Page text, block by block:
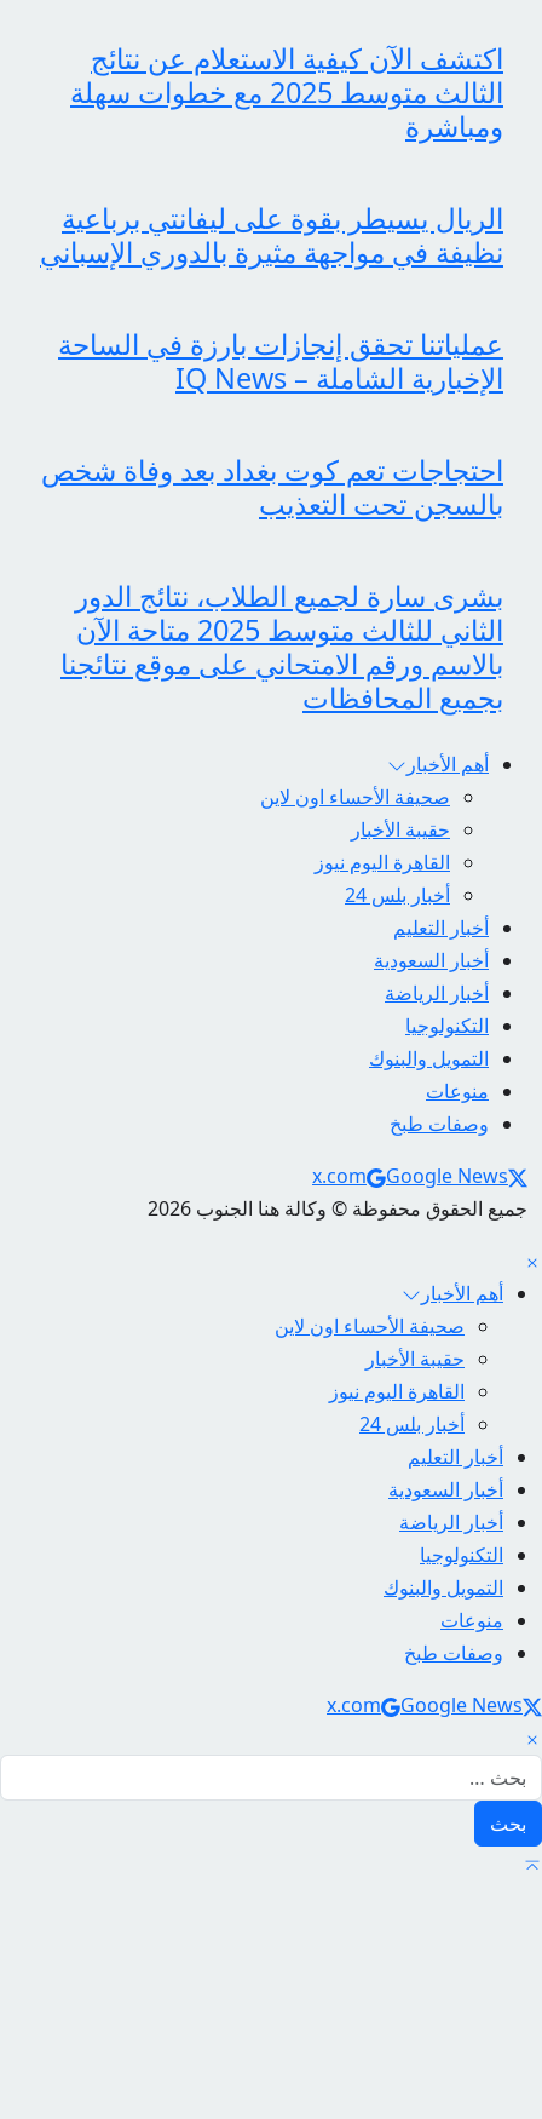
اكتشف الآن كيفية الاستعلام عن نتائج
الثالث متوسط 2025 مع خطوات سهلة
ومباشرة
الريال يسيطر بقوة على ليفانتي برباعية
نظيفة في مواجهة مثيرة بالدوري الإسباني
عملياتنا تحقق إنجازات بارزة في الساحة
الإخبارية الشاملة – IQ News
احتجاجات تعم كوت بغداد بعد وفاة شخص
بالسجن تحت التعذيب
بشرى سارة لجميع الطلاب، نتائج الدور
الثاني للثالث متوسط 2025 متاحة الآن
بالاسم ورقم الامتحاني على موقع نتائجنا
بجميع المحافظات
أهم الأخبار
صحيفة الأحساء اون لاين
حقيبة الأخبار
القاهرة اليوم نيوز
أخبار بلس 24
أخبار التعليم
أخبار السعودية
أخبار الرياضة
التكنولوجيا
التمويل والبنوك
منوعات
وصفات طبخ
Social Links
x.com
Google News
جميع الحقوق محفوظة © وكالة هنا الجنوب 2026
أهم الأخبار
صحيفة الأحساء اون لاين
حقيبة الأخبار
القاهرة اليوم نيوز
أخبار بلس 24
أخبار التعليم
أخبار السعودية
أخبار الرياضة
التكنولوجيا
التمويل والبنوك
منوعات
وصفات طبخ
Social Links
x.com Google News
البحث عن: